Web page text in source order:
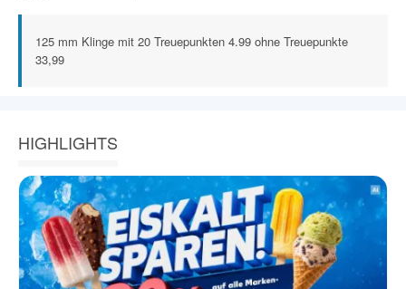
125 mm Klinge mit 20 Treuepunkten 4.99 ohne Treuepunkte
33,99
HIGHLIGHTS